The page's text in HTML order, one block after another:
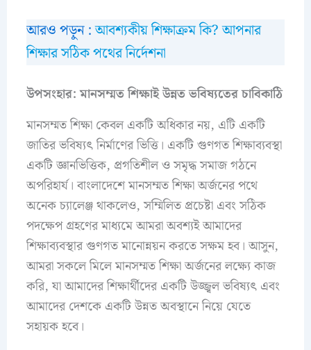
আরও পড়ুন :আবশ্যকীয় শিক্ষাক্রম কি? আপনার
শিক্ষার সঠিক পথের নির্দেশনা
উপসংহার: মানসম্মত শিক্ষাই উন্নত ভবিষ্যতের চাবিকাঠি
মানসম্মত শিক্ষা কেবল একটি অধিকার নয়, এটি একটি
জাতির ভবিষ্যৎ নির্মাণের ভিত্তি। একটি গুণগত শিক্ষাব্যবস্থা
একটি জ্ঞানভিত্তিক, প্রগতিশীল ও সমৃদ্ধ সমাজ গঠনে
অপরিহার্য। বাংলাদেশে মানসম্মত শিক্ষা অর্জনের পথে
অনেক চ্যালেঞ্জ থাকলেও, সম্মিলিত প্রচেষ্টা এবং সঠিক
পদক্ষেপ গ্রহণের মাধ্যমে আমরা অবশ্যই আমাদের
শিক্ষাব্যবস্থার গুণগত মানোন্নয়ন করতে সক্ষম হব। আসুন,
আমরা সকলে মিলে মানসম্মত শিক্ষা অর্জনের লক্ষ্যে কাজ
করি, যা আমাদের শিক্ষার্থীদের একটি উজ্জ্বল ভবিষ্যৎ এবং
আমাদের দেশকে একটি উন্নত অবস্থানে নিয়ে যেতে
সহায়ক হবে।